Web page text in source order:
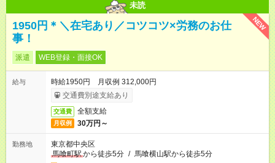
未読
NEW
1950円＊＼在宅あり／コツコツ×労務のお仕
事！
派遣 WEB登録・面接OK
給与
時給1950円 月収例 312,000円
交通費別途支給あり
交通費 全額支給
月収例 30万円～
勤務地
東京都中央区
馬喰町駅から徒歩5分 / 馬喰横山駅から徒歩5分